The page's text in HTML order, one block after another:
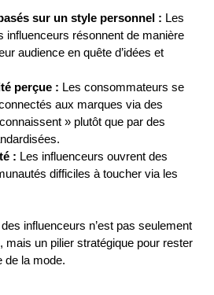
sur un style personnel : Les
influenceurs résonnent de manière
audience en quête d’idées et
perçue : Les consommateurs se
aux marques via des
» plutôt que par des
: Les influenceurs ouvrent des
difficiles à toucher via les
influenceurs n’est pas seulement
mais un pilier stratégique pour rester
de la mode.